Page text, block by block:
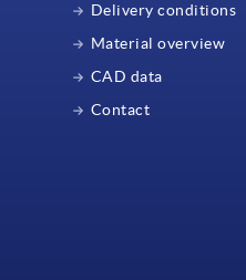
Delivery conditions
Material overview
CAD data
Contact